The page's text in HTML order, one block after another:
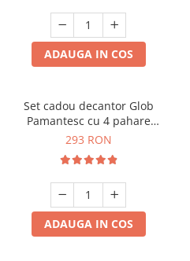
Cadouri Fete
Pentru Copilul din tine
Cadouri Haioase
Cadouri Majorat
Cadouri pentru Nasi
Cadouri pentru Bunici
Cadouri pentru Sefi
Cel ce are tot
Cani si Termosuri
Jocuri si Puzzle
Produse pentru Calatorie
Cadouri Sfantul Alexandru
Cadouri Sfanta Ana
Cadouri Sfanta Maria
Cadouri Sfintii Mihail si Gavriil
ADAUGA IN COS
Set cadou decantor Glob
Pamantesc cu 4 pahare
Deluxe
293 RON
ADAUGA IN COS